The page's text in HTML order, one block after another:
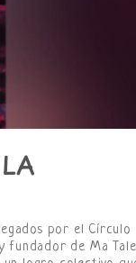
por el Círculo
fundador de Ma